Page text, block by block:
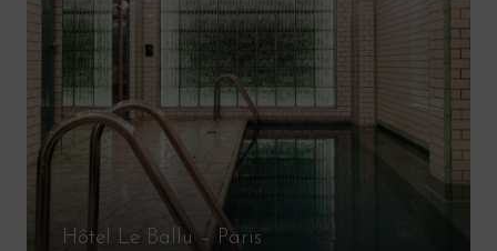
Hôtel Le Ballu – Paris